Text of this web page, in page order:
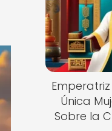
Emperatriz
Única
Sobre la